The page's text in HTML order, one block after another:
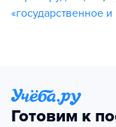
«государственное
Готовим к